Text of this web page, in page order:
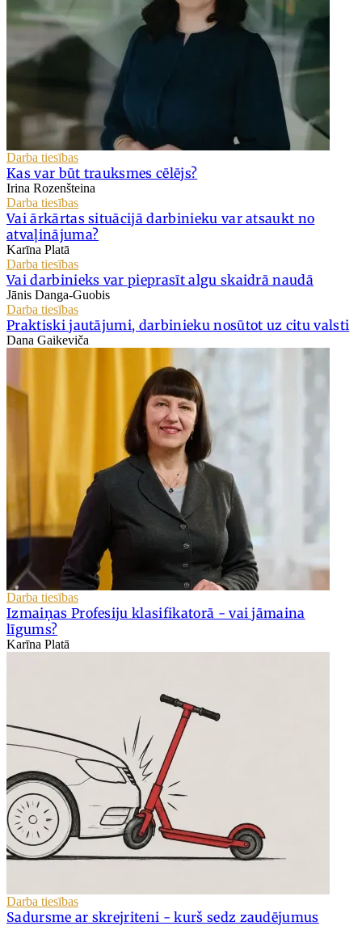
Darba tiesības
Kas var būt trauksmes cēlējs?
Irina Rozenšteina
Darba tiesības
Vai ārkārtas situācijā darbinieku var atsaukt no
atvaļinājuma?
Karīna Platā
Darba tiesības
Vai darbinieks var pieprasīt algu skaidrā naudā
Jānis Danga-Guobis
Darba tiesības
Praktiski jautājumi, darbinieku nosūtot uz citu valsti
Dana Gaikeviča
Darba tiesības
Izmaiņas Profesiju klasifikatorā - vai jāmaina
līgums?
Karīna Platā
Darba tiesības
Sadursme ar skrejriteni - kurš sedz zaudējumus